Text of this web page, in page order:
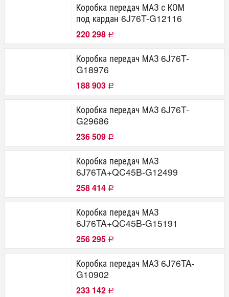
Коробка передач МАЗ с КОМ
под кардан 6J76T-G12116
220 298 Р
Коробка передач МАЗ 6J76T-
G18976
188 903 Р
Коробка передач МАЗ 6J76T-
G29686
236 509 Р
Коробка передач МАЗ
6J76TA+QC45B-G12499
258 414 Р
Коробка передач МАЗ
6J76TA+QC45B-G15191
256 295 Р
Коробка передач МАЗ 6J76TA-
G10902
233 142 Р